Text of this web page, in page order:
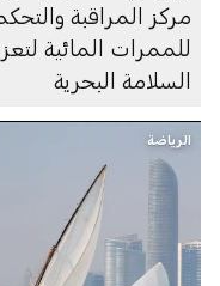
مركز المراقبة
للممرات المائية
السلامة البحرية
الرياضة